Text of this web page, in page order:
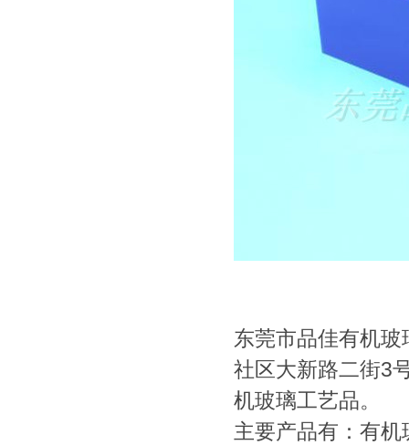
东莞市品佳有机
社区大新路二街3
机玻璃工艺品。
主要产品有：有